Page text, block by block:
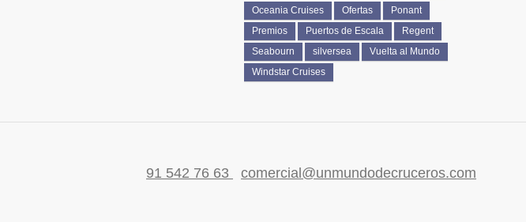
Oceania Cruises
Ofertas
Ponant
Premios
Puertos de Escala
Regent
Seabourn
silversea
Vuelta al Mundo
Windstar Cruises
91 542 76 63 comercial@unmundodecruceros.com